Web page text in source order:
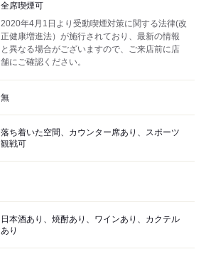
全席喫煙可
2020年4月1日より受動喫煙対策に関する法律(改
正健康増進法）が施行されており、最新の情報
と異なる場合がございますので、ご来店前に店
舗にご確認ください。
無
落ち着いた空間、カウンター席あり、スポーツ
観戦可
日本酒あり、焼酎あり、ワインあり、カクテル
あり